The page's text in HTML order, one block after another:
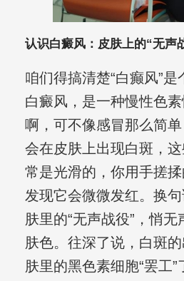
认识白癜风：皮肤上的“无声
咱们得搞清楚“白癫风”是
白癜风，是一种慢性色
啊，可不像感冒那么简
会在皮肤上出现白斑，
常是光滑的，你用手搓
发现它会微微发红。换
肤里的“无声战役”，悄
肤色。往深了说，白斑
肤里的黑色素细胞“罢工”